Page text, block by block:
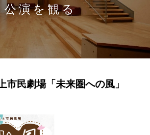
公演を観る
市民劇場「未来圏への風」